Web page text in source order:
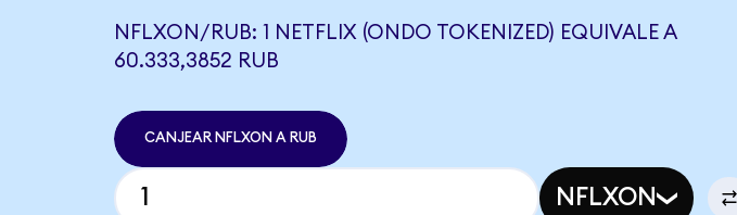
NFLXON/RUB: 1 NETFLIX (ONDO TOKENIZED) EQUIVALE A
60.333,3852 RUB
CANJEAR NFLXON A RUB
NFLXON